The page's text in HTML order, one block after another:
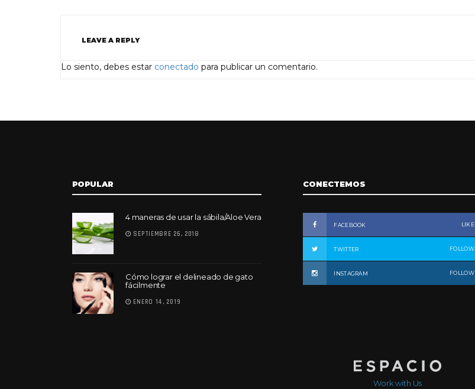
LEAVE A REPLY
Lo siento, debes estar conectado para publicar un comentario.
POPULAR
4 maneras de usar la sábila/Aloe Vera
SEPTIEMBRE 26, 2018
Cómo lograr el delineado de gato
fácilmente
ENERO 14, 2019
CONECTEMOS
FACEBOOK LIKE
TWITTER FOLLOW
INSTAGRAM FOLLOW
Work with Us